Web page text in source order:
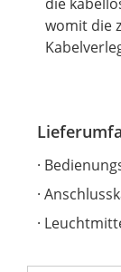
womit die